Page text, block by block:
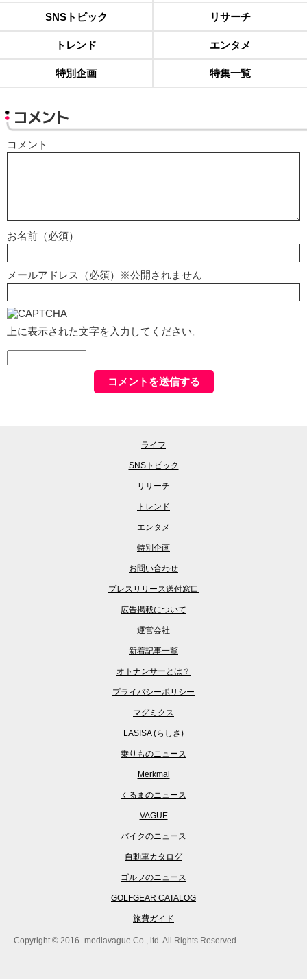
SNSトピック リサーチ
トレンド エンタメ
特別企画 特集一覧
コメント
コメント
お名前（必須）
メールアドレス（必須）※公開されません
上に表示された文字を入力してください。
ライフ
SNSトピック
リサーチ
トレンド
エンタメ
特別企画
お問い合わせ
プレスリリース送付窓口
広告掲載について
運営会社
新着記事一覧
オトナンサーとは？
プライバシーポリシー
マグミクス
LASISA (らしさ)
乗りものニュース
Merkmal
くるまのニュース
VAGUE
バイクのニュース
自動車カタログ
ゴルフのニュース
GOLFGEAR CATALOG
旅費ガイド
Copyright © 2016- mediavague Co., ltd. All Rights Reserved.